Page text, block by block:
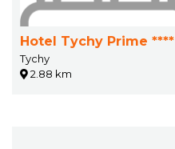
Hotel Tychy Prime ****
Tychy
2.88 km